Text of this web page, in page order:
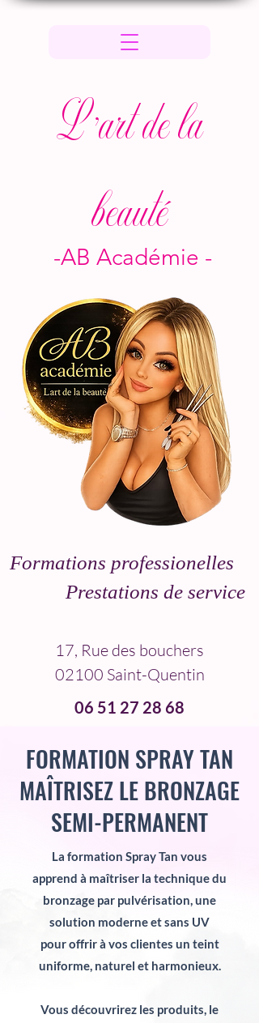
Prestations de service
Formations professionelles
L 'art de la
beauté
-AB Académie -
17, Rue des bouchers
02100 Saint-Quentin
06 51 27 28 68
FORMATION SPRAY TAN
MAÎTRISEZ LE BRONZAGE
SEMI-PERMANENT
La formation Spray Tan vous
apprend à maîtriser la technique du
bronzage par pulvérisation, une
solution moderne et sans UV
pour offrir à vos clientes un teint
uniforme, naturel et harmonieux.
Vous découvrirez les produits, le